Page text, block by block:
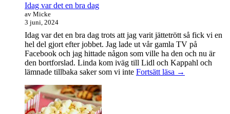
Idag var det en bra dag
av Micke
3 juni, 2024
Idag var det en bra dag trots att jag varit jättetrött så fick vi en
hel del gjort efter jobbet. Jag lade ut vår gamla TV på
Facebook och jag hittade någon som ville ha den och nu är
den bortforslad. Linda kom iväg till Lidl och Kappahl och
lämnade tillbaka saker som vi inte Fortsätt läsa Idag
→